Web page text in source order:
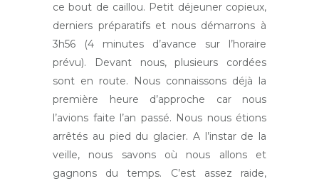
ce bout de caillou. Petit déjeuner copieux,
derniers préparatifs et nous démarrons à
3h56 (4 minutes d’avance sur l’horaire
prévu). Devant nous, plusieurs cordées
sont en route. Nous connaissons déjà la
première heure d’approche car nous
l’avions faite l’an passé. Nous nous étions
arrêtés au pied du glacier. A l’instar de la
veille, nous savons où nous allons et
gagnons du temps. C’est assez raide,